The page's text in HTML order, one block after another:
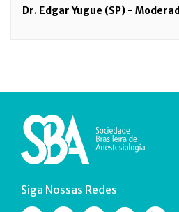
Dr. Edgar Yugue (SP) -
Siga Nossas Redes